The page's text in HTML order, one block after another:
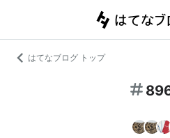
はてなブログ トップ